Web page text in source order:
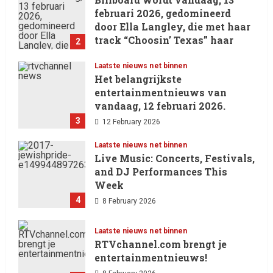
2
februari 2026, gedomineerd
door Ella Langley, die met haar
track “Choosin’ Texas” haar
Hot 100 heeft behaald.
13 February 2026
3
Laatste nieuws net binnen
Het belangrijkste
entertainmentnieuws van
vandaag, 12 februari 2026.
12 February 2026
4
Laatste nieuws net binnen
Live Music: Concerts, Festivals,
and DJ Performances This
Week
8 February 2026
Laatste nieuws net binnen
RTVchannel.com brengt je
entertainmentnieuws!